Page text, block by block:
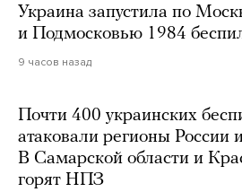
Украина запустила по
и Подмосковью 1984
9 часов назад
Почти 400 украинских
атаковали регионы России
В Самарской области и
горят НПЗ